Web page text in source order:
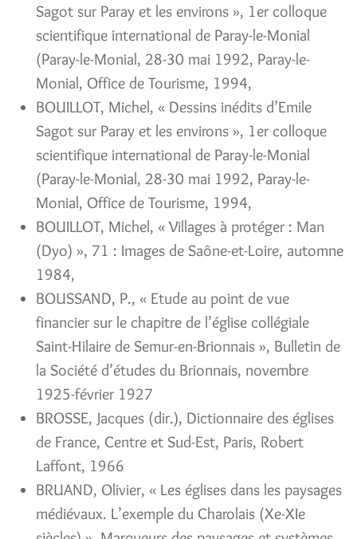
Sagot sur Paray et les environs », 1er colloque
scientifique international de Paray-le-Monial
(Paray-le-Monial, 28-30 mai 1992, Paray-le-
Monial, Office de Tourisme, 1994,
BOUILLOT, Michel, « Dessins inédits d’Emile
Sagot sur Paray et les environs », 1er colloque
scientifique international de Paray-le-Monial
(Paray-le-Monial, 28-30 mai 1992, Paray-le-
Monial, Office de Tourisme, 1994,
BOUILLOT, Michel, « Villages à protéger : Man
(Dyo) », 71 : Images de Saône-et-Loire, automne
1984,
BOUSSAND, P., « Etude au point de vue
financier sur le chapitre de l’église collégiale
Saint-Hilaire de Semur-en-Brionnais », Bulletin de
la Société d’études du Brionnais, novembre
1925-février 1927
BROSSE, Jacques (dir.), Dictionnaire des églises
de France, Centre et Sud-Est, Paris, Robert
Laffont, 1966
BRUAND, Olivier, « Les églises dans les paysages
médiévaux. L’exemple du Charolais (Xe-XIe